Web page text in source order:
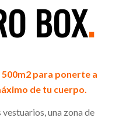
BOX.
00m2 para ponerte a
de tu cuerpo.
una zona de